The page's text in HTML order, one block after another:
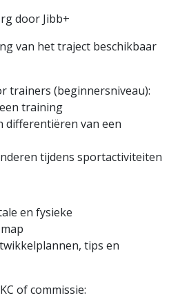
door Jibb+
van het traject beschikbaar
trainers (beginnersniveau):
training
differentiëren van een
tijdens sportactiviteiten
en fysieke
tips en
of commissie: